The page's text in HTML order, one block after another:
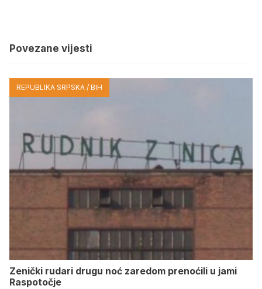
Povezane vijesti
REPUBLIKA SRPSKA / BIH
Zenički rudari drugu noć zaredom prenoćili u jami
Raspotočje